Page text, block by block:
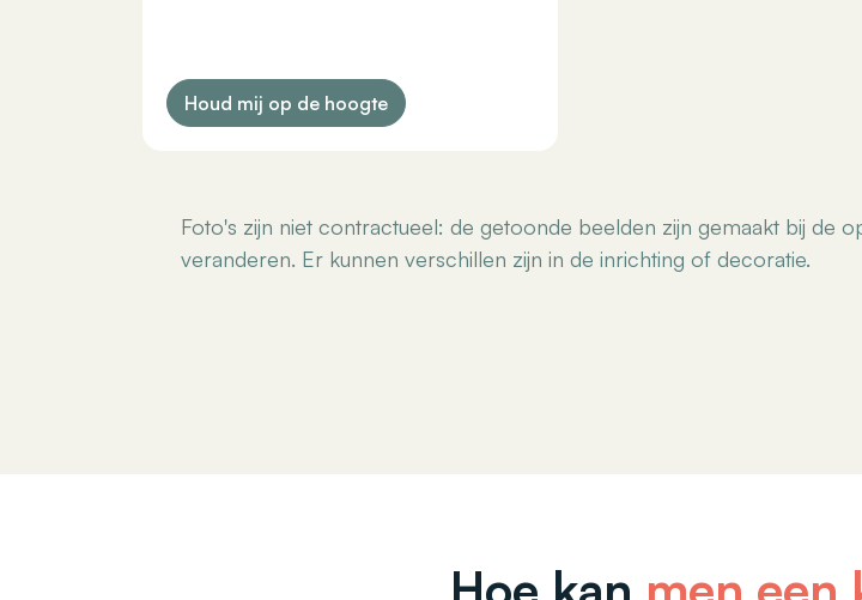
Houd mij op de hoogte
Foto's zijn niet contractueel: de getoonde beelden zijn gemaakt bij de
veranderen. Er kunnen verschillen zijn in de inrichting of decoratie.